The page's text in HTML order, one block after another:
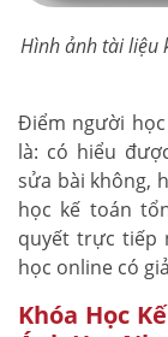
Hình ảnh tài liệu
Điểm người
là: có hiểu
sửa bài không,
học kế toán
quyết trực tiếp
học online có
Khóa Học